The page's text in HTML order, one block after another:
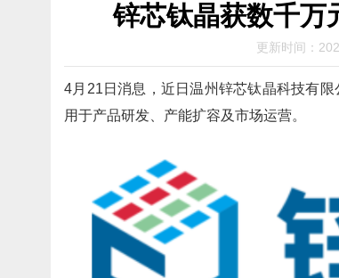
锌芯钛晶获数千万
更新时间：
4月21日消息，近日温州锌芯钛晶科技有
用于产品研发、产能扩容及市场运营。